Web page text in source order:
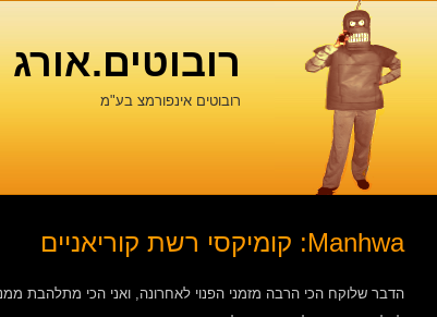
רובוטים.אורג
רובוטים אינפורמצ בע"מ
Manhwa: קומיקסי רשת קוריאניים
הדבר שלוקח הכי הרבה מזמני הפנוי לאחרונה, ואני הכי מתלהבת